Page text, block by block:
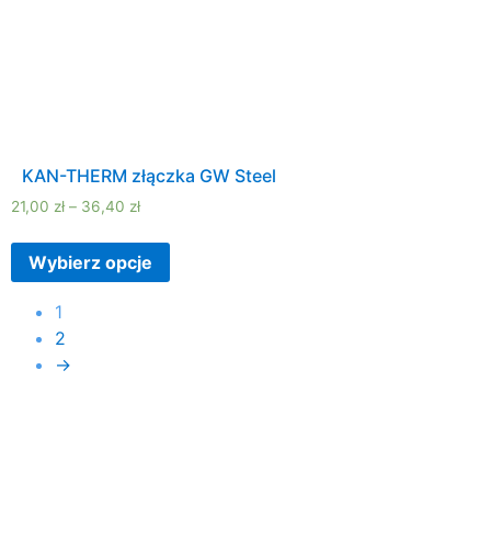
KAN-THERM złączka GW Steel
21,00 zł – 36,40 zł
Wybierz opcje
1
2
→